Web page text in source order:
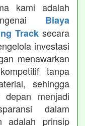
kami adalah
Biaya
Track secara
investasi
menawarkan
tanpa
sehingga
menjadi
dalam
adalah prinsip